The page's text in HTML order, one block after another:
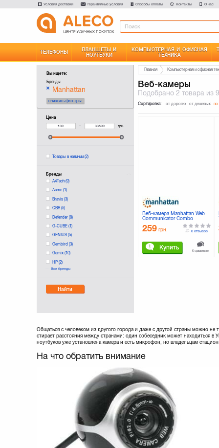
Условия доставки Гарантийные условия Способы оплаты Контакты О нас
ТЕЛЕФОНЫ
ПЛАНШЕТЫ И
НОУТБУКИ
КОМПЬЮТЕРНАЯ И ОФИСНАЯ
ТЕХНИКА
Вы ищете:
Бренды
Manhattan
очистить фильтры
Цена
– грн.
Товары в наличии(2)
Бренды
A4Tech(9)
Acme(1)
Bravis(3)
CBR(5)
Defender(8)
G-CUBE(1)
GENIUS(5)
Gembird(3)
Gemix(10)
HP(2)
LOGITECH
Maxxter(1)
Все бренды
Найти
Главная Компьютерная и офисная
Веб-камеры
Подобрано2 товара из
Сортировка: от дорогих от дешевых по
Веб-камера Manhattan Web
Communicator Combo
259 грн.
Купить
0 отзывов
К сравнению
Общаться с человеком из другого города и даже с другой страны можно
стирает расстояния между странами: один собеседник может находиться
ноутбуков уже установлена камера и есть микрофон, но владельцам
На что обратить внимание